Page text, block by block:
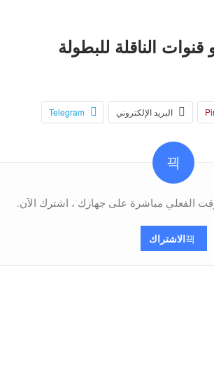
البريد الإلكتروني Telegram
الفعلي مباشرة على جهازك ، اشترك الآن.
الاشتراك